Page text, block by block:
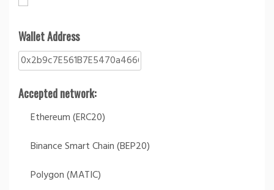
Wallet Address
Accepted network:
Ethereum (ERC20)
Binance Smart Chain (BEP20)
Polygon (MATIC)